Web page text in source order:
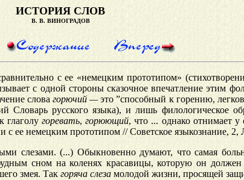
ИСТОРИЯ СЛОВ
В. В. ВИНОГРАДОВ
с ее «немецким прототипом»
с одной стороны сказочное впечатление этим
словагорючий —это ”способный к горению,
Словарь русского языка), и лишь филологическое
глаголу горевать,горюющий, что ... однако отнимает
с ее немецким прототипом // Советское языкознание,
слезами. (...) Обыкновенно думают, что самая
сном на коленях красавицы, которую он
змея. Так горяча слеза молодой жизни, просящей